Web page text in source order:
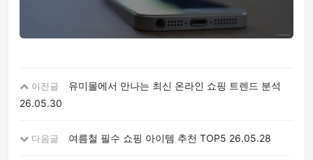
이전글
유미몰에서 만나는 최신 온라인 쇼핑 트렌드 분석
26.05.30
다음글 여름철 필수 쇼핑 아이템 추천 TOP5 26.05.28